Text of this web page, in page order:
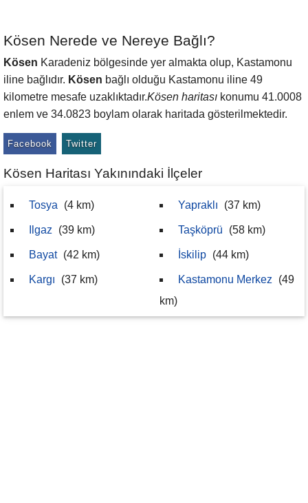
Kösen Nerede ve Nereye Bağlı?
Kösen Karadeniz bölgesinde yer almakta olup, Kastamonu
iline bağlıdır. Kösen bağlı olduğu Kastamonu iline 49
kilometre mesafe uzaklıktadır.Kösen haritası konumu 41.0008
enlem ve 34.0823 boylam olarak haritada gösterilmektedir.
Facebook Twitter
Kösen Haritası Yakınındaki İlçeler
Tosya (4 km)
Ilgaz (39 km)
Bayat (42 km)
Kargı (37 km)
Yapraklı (37 km)
Taşköprü (58 km)
İskilip (44 km)
Kastamonu Merkez
(49
km)